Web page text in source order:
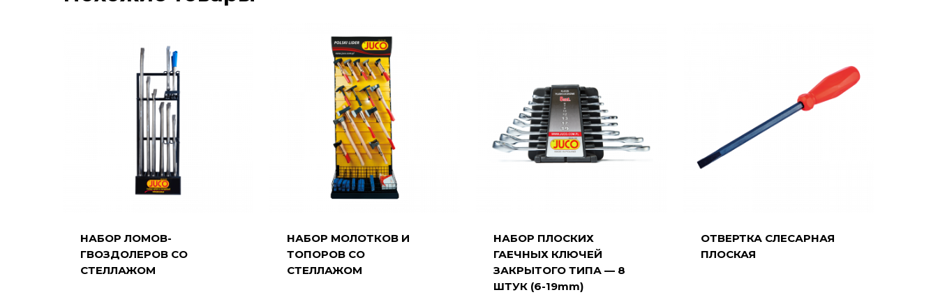
НАБОР ЛОМОВ-
ГВОЗДОЛЕРОВ СО
СТЕЛЛАЖОМ
НАБОР МОЛОТКОВ И
ТОПОРОВ СО
СТЕЛЛАЖОМ
НАБОР ПЛОСКИХ
ГАЕЧНЫХ КЛЮЧЕЙ
ЗАКРЫТОГО ТИПА — 8
ШТУК (6-19mm)
ОТВЕРТКА СЛЕСАРНАЯ
ПЛОСКАЯ